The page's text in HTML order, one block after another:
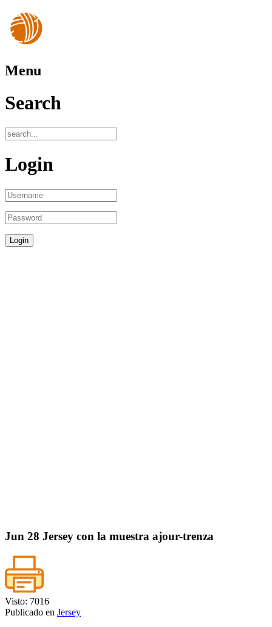
Menu
Search
Login
Jun 28 Jersey con la muestra ajour-trenza
Visto: 7016
Publicado en Jersey